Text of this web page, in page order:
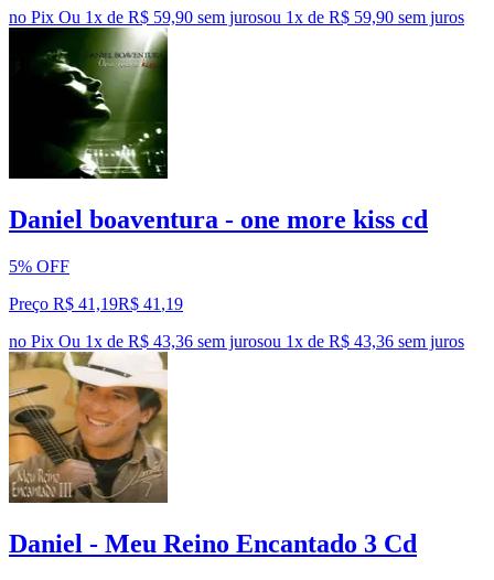
no Pix Ou 1x de R$ 59,90 sem jurosou 1x de R$ 59,90 sem juros
Daniel boaventura - one more kiss cd
5% OFF
Preço R$ 41,19R$ 41 ,19
no Pix Ou 1x de R$ 43,36 sem jurosou 1x de R$ 43,36 sem juros
Daniel - Meu Reino Encantado 3 Cd